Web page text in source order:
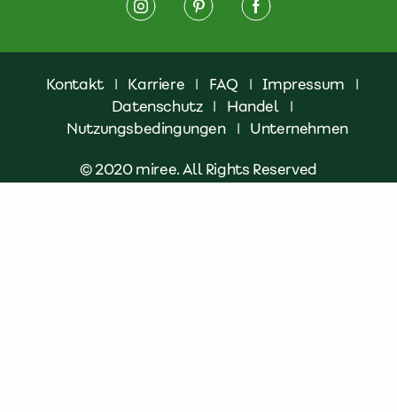
Kontakt | Karriere | FAQ | Impressum
|
Datenschutz | Handel
|
Nutzungsbedingungen
| Unternehmen
© 2020 miree. All Rights Reserved